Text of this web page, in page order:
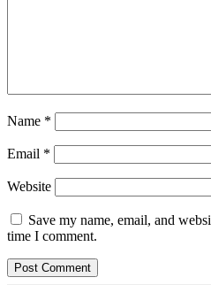
Name *
Email *
Website
Save my name, email, and
time I comment.